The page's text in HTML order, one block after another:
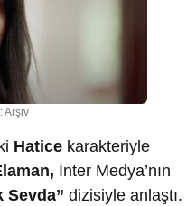
Arşiv
Hatice karakteriyle
İnter Medya’nın
Sevda” dizisiyle anlaştı.